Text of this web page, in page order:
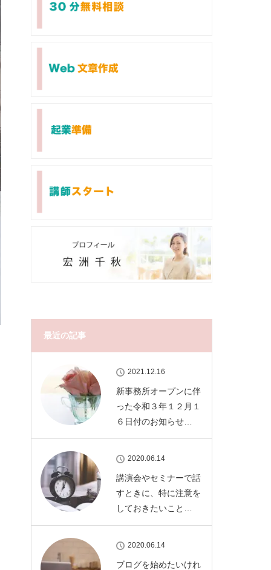
最近の記事
2021.12.16
新事務所オープンに伴
った令和３年１２月１
６日付のお知らせ…
2020.06.14
講演会やセミナーで話
すときに、特に注意を
しておきたいこと…
2020.06.14
ブログを始めたいけれ